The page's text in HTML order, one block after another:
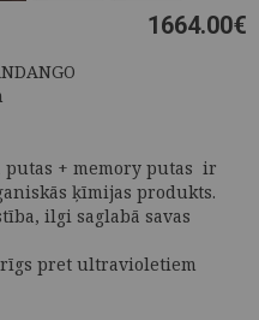
1664.00€
putas + memory putas ir
ķīmijas produkts.
ilgi saglabā savas
pret ultravioletiem